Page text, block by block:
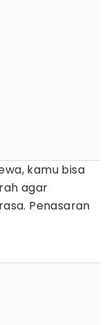
kamu bisa
agar
Penasaran